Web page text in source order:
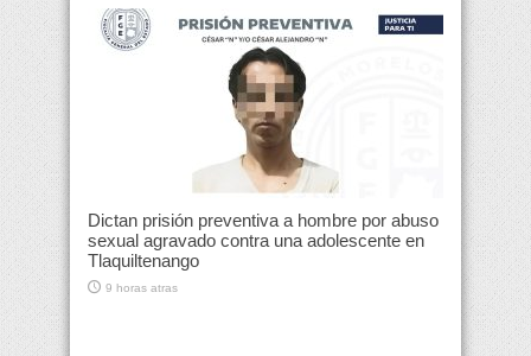
Dictan prisión preventiva a hombre por abuso
sexual agravado contra una adolescente en
Tlaquiltenango
9 horas atras